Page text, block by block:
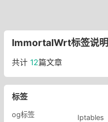
ImmortalWrt标签说明
共计 12篇文章
标签
og标签 Iptables